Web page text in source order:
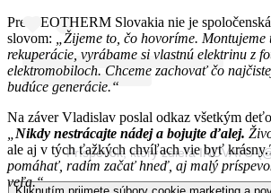
Príspevok, ktorý zdieľa INOVATO
Pre GEOTHERM Slovakia nie je spoločenská
slovom:
„Žijeme to, čo hovoríme. Montujeme
rekuperácie, vyrábame si vlastnú elektrinu z
elektromobiloch. Chceme zachovať čo
budúce generácie.“
Na záver Vladislav poslal odkaz všetkým
Nikdy nestrácajte nádej a bojujte ďalej.
ale aj v tých ťažkých chvíľach vie byť krásny.
pomáhať, radím začať hneď, aj malý
veľa.“